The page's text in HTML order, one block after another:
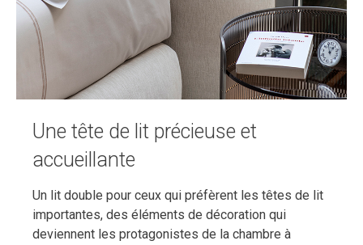
Une tête de lit précieuse et
accueillante
Un lit double pour ceux qui préfèrent les têtes de lit
importantes, des éléments de décoration qui
deviennent les protagonistes de la chambre à